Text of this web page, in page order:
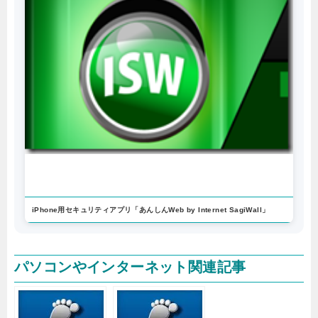
iPhone用セキュリティアプリ「あんしんWeb by Internet SagiWall」
パソコンやインターネット関連記事